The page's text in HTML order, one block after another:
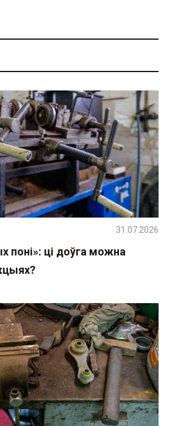
поні»: ці доўга можна
31.07.2026